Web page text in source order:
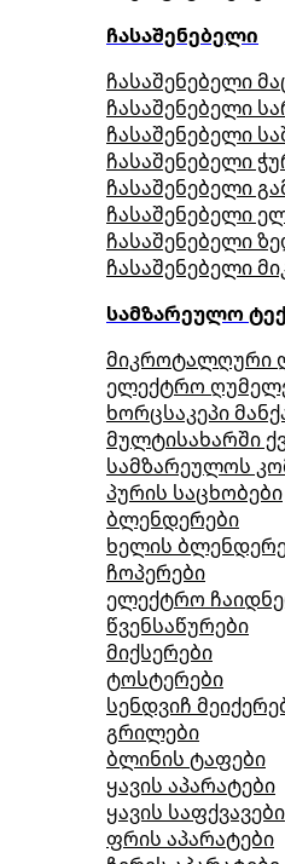
ჩასაშენებელი
ჩასაშენებელი
ჩასაშენებელი
ჩასაშენებელი
ჩასაშენებელი
ჩასაშენებელი
ჩასაშენებელი
ჩასაშენებელი
ჩასაშენებელი
სამზარეულო
მიკროტალღური
ელექტრო
ხორცსაკეპი
მულტისახარში
სამზარეულოს
პურის საცხობები
ბლენდერები
ხელის
ჩოპერები
ელექტრო
წვენსაწურები
მიქსერები
ტოსტერები
სენდვიჩ
გრილები
ბლინის ტაფები
ყავის აპარატები
ყავის საფქვავები
ფრის აპარატები